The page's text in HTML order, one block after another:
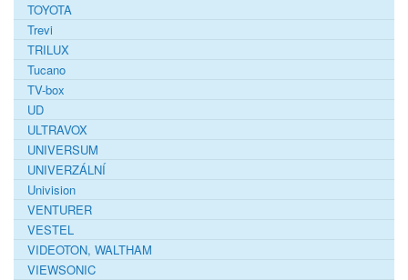
TOYOTA
Trevi
TRILUX
Tucano
TV-box
UD
ULTRAVOX
UNIVERSUM
UNIVERZÁLNÍ
Univision
VENTURER
VESTEL
VIDEOTON, WALTHAM
VIEWSONIC